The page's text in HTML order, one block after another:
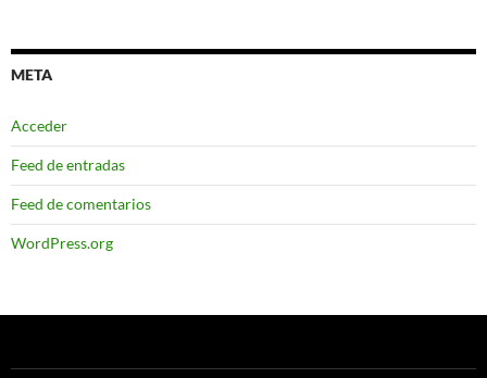
META
Acceder
Feed de entradas
Feed de comentarios
WordPress.org